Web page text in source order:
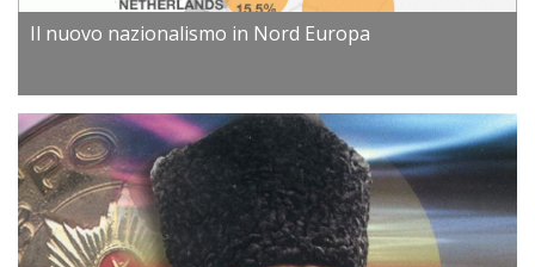
Il nuovo nazionalismo in Nord Europa